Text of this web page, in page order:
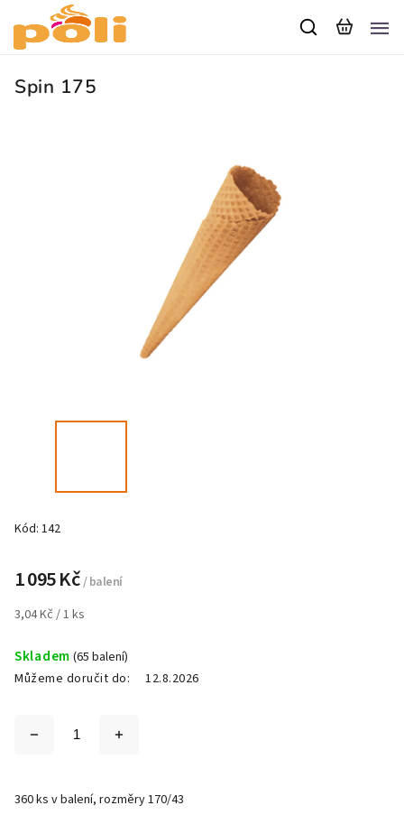
Spin 175
Kód: 142
1 095 Kč/ balení
3,04 Kč / 1 ks
Skladem (65 balení)
Můžeme doručit do:
12.8.2026
360 ks v balení, rozměry 170/43